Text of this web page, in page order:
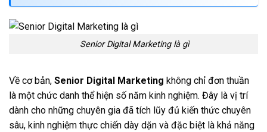
Senior Digital Marketing là gì
Về cơ bản, Senior Digital Marketing không chỉ đơn thuần
là một chức danh thể hiện số năm kinh nghiệm. Đây là vị trí
dành cho những chuyên gia đã tích lũy đủ kiến thức chuyên
sâu, kinh nghiệm thực chiến dày dặn và đặc biệt là khả năng